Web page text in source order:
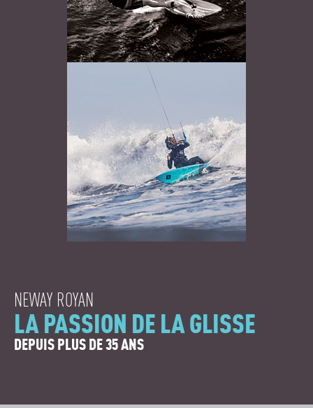
NEWAY ROYAN
LA PASSION DE LA GLISSE
DEPUIS PLUS DE 35 ANS